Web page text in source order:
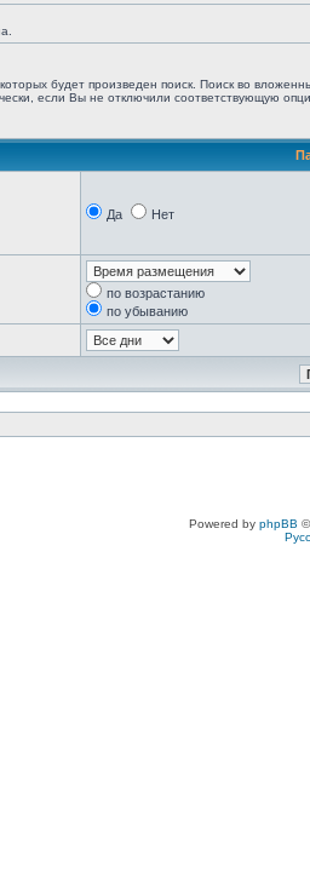
будет произведен поиск. Поиск во
если Вы не отключили соответствующую
Да Нет
по возрастанию
по убыванию
Powered by phpBB